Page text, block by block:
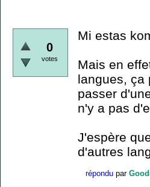
0
votes
Mi estas
Mais en
langues, ça
passer
n'y a pas
J'espère
d'autres
répondu par